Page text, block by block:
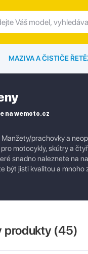
MAZIVA A ČISTIČE
na wemoto.cz
prachovky a
motocykly, skútry a
snadno naleznete na
být jisti kvalitou a
produkty (45)